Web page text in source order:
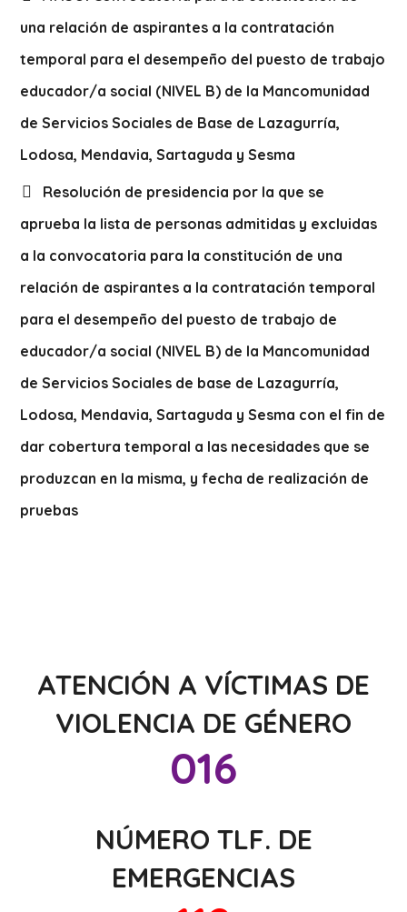
una relación de aspirantes a la contratación
temporal para el desempeño del puesto de trabajo
educador/a social (NIVEL B) de la Mancomunidad
de Servicios Sociales de Base de Lazagurría,
Lodosa, Mendavia, Sartaguda y Sesma
Resolución de presidencia por la que se
aprueba la lista de personas admitidas y excluidas
a la convocatoria para la constitución de una
relación de aspirantes a la contratación temporal
para el desempeño del puesto de trabajo de
educador/a social (NIVEL B) de la Mancomunidad
de Servicios Sociales de base de Lazagurría,
Lodosa, Mendavia, Sartaguda y Sesma con el fin de
dar cobertura temporal a las necesidades que se
produzcan en la misma, y fecha de realización de
pruebas
ATENCIÓN A VÍCTIMAS DE
VIOLENCIA DE GÉNERO
016
NÚMERO TLF. DE
EMERGENCIAS